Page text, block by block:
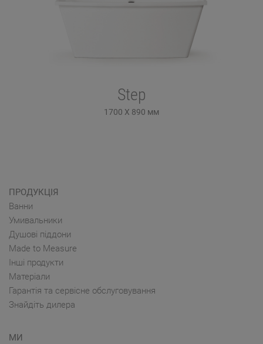
Step
1700 X 890 мм
ПРОДУКЦІЯ
Ванни
Умивальники
Душові піддони
Made to Measure
Інші продукти
Матеріали
Гарантія та сервісне обслуговування
Знайдіть дилера
МИ